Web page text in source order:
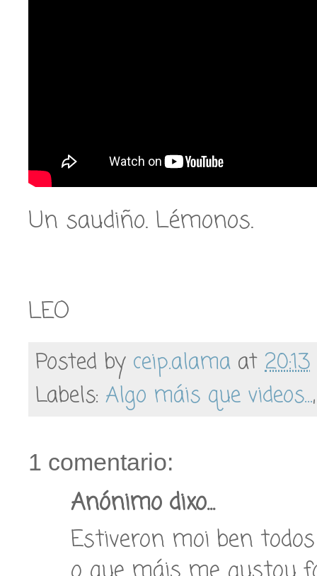
Un saudiño. Lémonos.
LEO
Posted by ceip.alama at 20:13
Labels: Algo máis que videos...
1 comentario:
Anónimo dixo...
Estiveron moi ben